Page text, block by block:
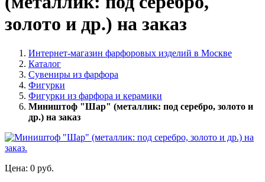
золото и др.) на заказ
Интернет-магазин фарфоровых изделий в Москве
Каталог
Сувениры из фарфора
Фигурки
Фигурки из фарфора и керамики
Миништоф "Шар" (металлик: под серебро, золото и
др.) на заказ
Цена: 0 руб.